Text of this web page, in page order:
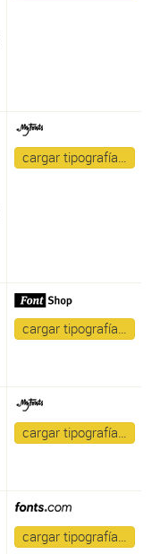
cargar tipografía…
cargar tipografía…
cargar tipografía…
cargar tipografía…